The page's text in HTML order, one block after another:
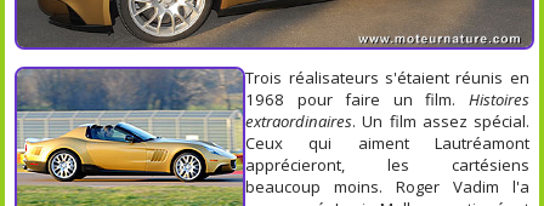
Trois réalisateurs s'étaient réunis en
1968 pour faire un film. Histoires
extraordinaires. Un film assez spécial.
Ceux qui aiment Lautréamont
apprécieront, les cartésiens
beaucoup moins. Roger Vadim l'a